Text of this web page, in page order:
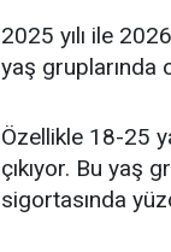
2025 yılı ile
yaş gruplarında
Özellikle 18-25
çıkıyor. Bu yaş
sigortasında